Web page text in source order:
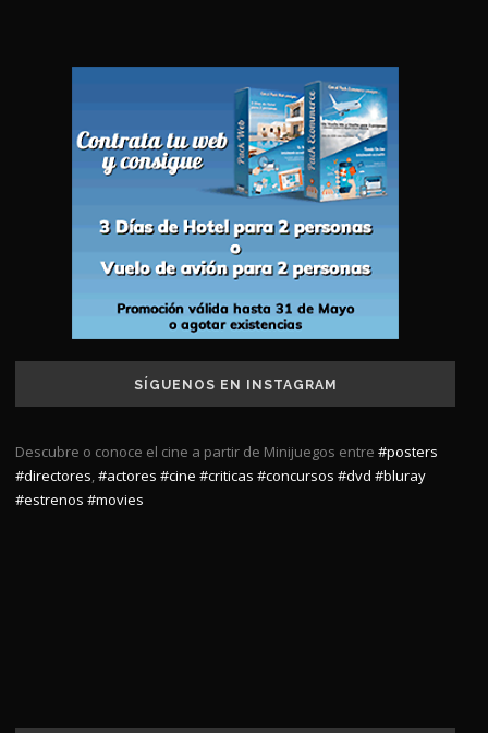
SÍGUENOS EN INSTAGRAM
Descubre o conoce el cine a partir de Minijuegos entre #posters
#directores,#actores #cine #criticas #concursos #dvd #bluray
#estrenos #movies